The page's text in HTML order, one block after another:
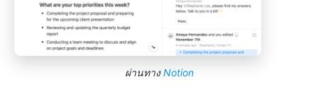
ผ่านทางNotion